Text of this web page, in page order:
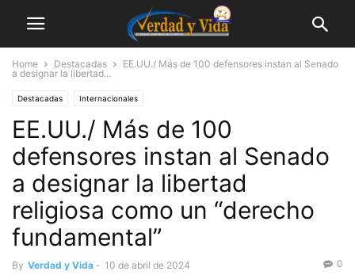
Home Destacadas
EE.UU./ Más de 100 defensores instan al Senado
a designar la libertad...
Destacadas Internacionales
EE.UU./ Más de 100
defensores instan al Senado
a designar la libertad
religiosa como un “derecho
fundamental”
By Verdad y Vida - 10 de abril de 2024 0